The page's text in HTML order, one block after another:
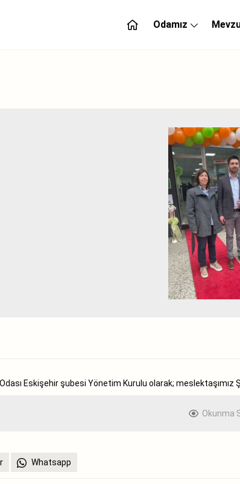
Odamız
Eskişehir şubesi Yönetim Kurulu olarak; meslektaşımız
Okunma
Whatsapp